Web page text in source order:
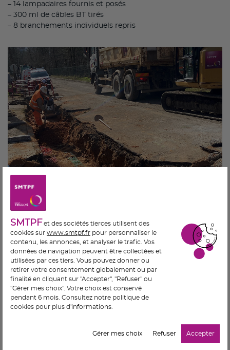
– 14 lampadaires fournis et posés
– 300 ml de câbles BT tirés
– 8 branchements individuels repris
SMTPF et des sociétés tierces utilisent des
cookies sur www.smtpf.fr pour personnaliser le
contenu, les annonces, et analyser le trafic. Vos
données de navigation peuvent être collectées et
utilisées par ces tiers. Vous pouvez donner ou
retirer votre consentement globalement ou par
finalité en cliquant sur "Accepter", "Refuser" ou
"Gérer mes choix". Votre choix est conservé
pendant 6 mois. Consultez notre politique de
cookies pour plus d'informations.
Accepter
Refuser
Gérer mes choix